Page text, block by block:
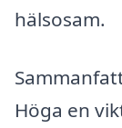
hälsosam.
Höga en